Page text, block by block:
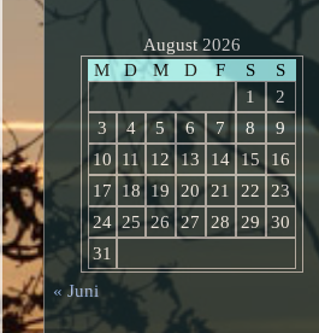
August 2026
M
D M D F S
S
1
2
3
4 5 6 7 8
9
10
11 12 13 14 15
16
17
18 19 20 21 22
23
24 25 26 27 28 29
30
31
« Juni